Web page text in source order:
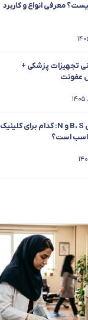
معرفی انواع و کاربرد
تجهیزات پزشکی +
عفونت
تفاوت اتوکلاو کلاس B، S و N: کدام برای کلینیک
است؟